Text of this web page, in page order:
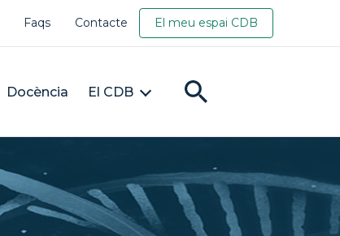
Faqs Contacte El meu espai CDB
Docència El CDB